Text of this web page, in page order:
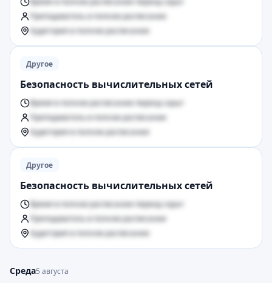
Преподаватель в полном расписании
Аудитория в полном расписании
Другое
Безопасность вычислительных сетей
Время в полном расписании период скрыт
Преподаватель в полном расписании
Аудитория в полном расписании
Другое
Безопасность вычислительных сетей
Время в полном расписании период скрыт
Преподаватель в полном расписании
Аудитория в полном расписании
Среда5 августа